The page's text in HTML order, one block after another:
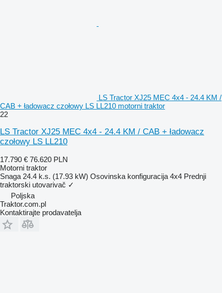
LS Tractor XJ25 MEC 4x4 - 24.4 KM /
CAB + ładowacz czołowy LS LL210 motorni traktor
22
LS Tractor XJ25 MEC 4x4 - 24.4 KM / CAB + ładowacz
czołowy LS LL210
17.790 € 76.620 PLN
Motorni traktor
Snaga 24.4 k.s. (17.93 kW) Osovinska konfiguracija 4x4 Prednji
traktorski utovarivač ✓
Poljska
Traktor.com.pl
Kontaktirajte prodavatelja